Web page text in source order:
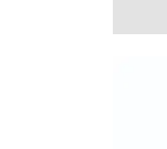
originales